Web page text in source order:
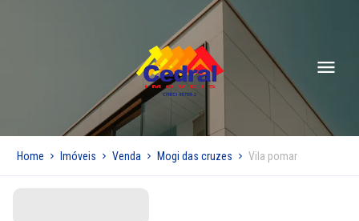
Home Imóveis Venda Mogi das cruzes Vila pomar